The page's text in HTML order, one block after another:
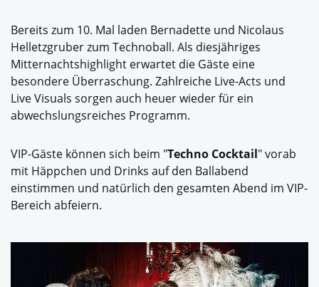
Bereits zum 10. Mal laden Bernadette und Nicolaus
Helletzgruber zum Technoball. Als diesjähriges
Mitternachtshighlight erwartet die Gäste eine
besondere Überraschung. Zahlreiche Live-Acts und
Live Visuals sorgen auch heuer wieder für ein
abwechslungsreiches Programm.
VIP-Gäste können sich beim "Techno Cocktail" vorab
mit Häppchen und Drinks auf den Ballabend
einstimmen und natürlich den gesamten Abend im VIP-
Bereich abfeiern.